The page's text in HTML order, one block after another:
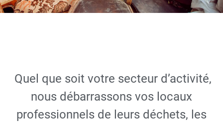
chantier et
nettoyage
Quel que soit votre secteur d’activité,
nous débarrassons vos locaux
professionnels de leurs déchets, les